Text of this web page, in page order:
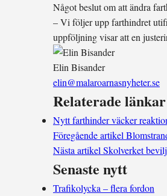
Något beslut om att ändra
– Vi följer upp farthindret
uppföljning visar att en
Elin Bisander
elin@malaroarnasnyheter.se
Relaterade länkar
Nytt farthinder väcker
Föregående artikel
Nästa artikel Skolverket
Senaste nytt
Trafikolycka – flera fordon